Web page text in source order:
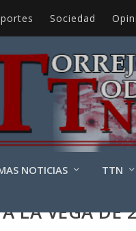
Sociedad
NOTICIAS TTN
LA VEGA